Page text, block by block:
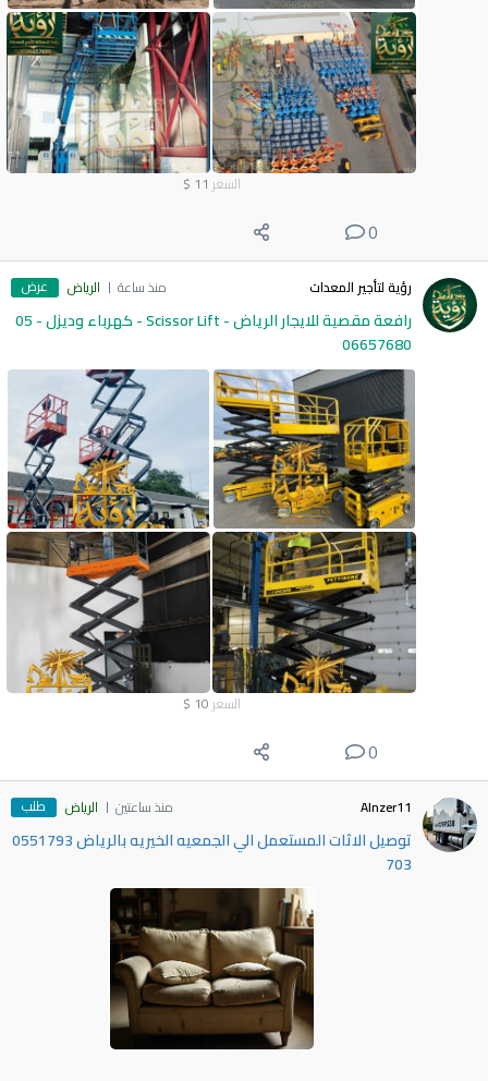
السعر 11
$
0
رؤية لتأجير المعدات منذ ساعة الرياض عرض
رافعة مقصية للايجار الرياض - Scissor Lift - كهرباء وديزل - 05
06657680
السعر 10
$
0
Alnzer11 منذ ساعتين الرياض طلب
توصيل الاثات المستعمل الي الجمعيه الخيريه بالرياض 0551793
703